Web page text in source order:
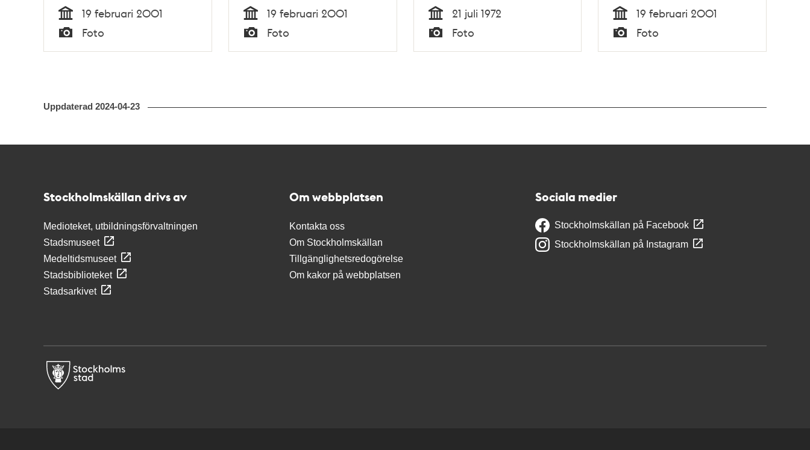
Tid
19 februari 2001
Typ
Foto Tid
19 februari 2001
Typ
Foto Tid
21 juli 1972
Typ
Foto Tid
19 februari 2001
Typ
Foto
Uppdaterad 2024-04-23
Stockholmskällan drivs av
Medioteket, utbildningsförvaltningen
Stadsmuseet
Medeltidsmuseet
Stadsbiblioteket
Stadsarkivet
Om webbplatsen
Kontakta oss
Om Stockholmskällan
Tillgänglighetsredogörelse
Om kakor på webbplatsen
Sociala medier
Stockholmskällan på Facebook
Stockholmskällan på Instagram